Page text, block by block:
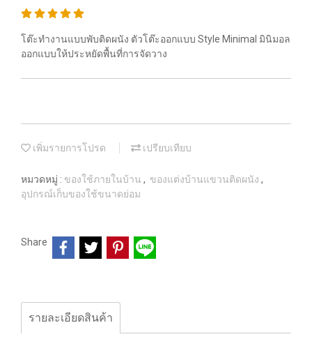
โต๊ะทำงานแบบพับติดผนัง ตัวโต๊ะออกแบบ Style Minimal มินิมอล
ออกแบบให้ประหยัดพื้นที่การจัดวาง
เพิ่มรายการโปรด เปรียบเทียบ
หมวดหมู่ : ของใช้ภายในบ้าน , ของแต่งบ้านแขวนติดผนัง ,
อุปกรณ์เก็บของใช้ขนาดย่อม
Share
รายละเอียดสินค้า